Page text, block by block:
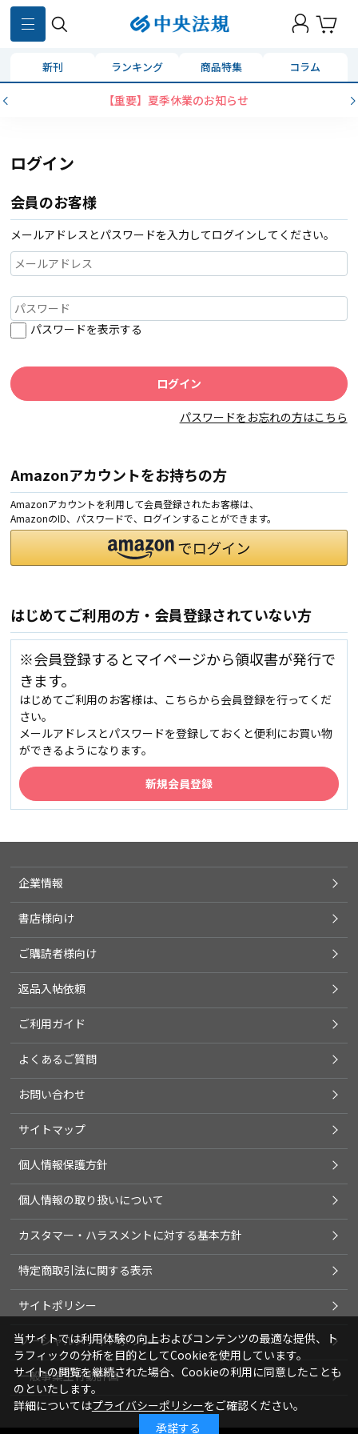
新刊 ランキング 商品特集 コラム
【重要】夏季休業のお知らせ
ログイン
会員のお客様
メールアドレスとパスワードを入力してログインしてください。
パスワードを表示する
パスワードをお忘れの方はこちら
Amazonアカウントをお持ちの方
Amazonアカウントを利用して会員登録されたお客様は、
AmazonのID、パスワードで、ログインすることができます。
はじめてご利用の方・会員登録されていない方
※会員登録するとマイページから領収書が発行で
きます。
はじめてご利用のお客様は、こちらから会員登録を行ってくだ
さい。
メールアドレスとパスワードを登録しておくと便利にお買い物
ができるようになります。
企業情報
書店様向け
ご購読者様向け
返品入帖依頼
ご利用ガイド
よくあるご質問
お問い合わせ
サイトマップ
個人情報保護方針
個人情報の取り扱いについて
カスタマー・ハラスメントに対する基本方針
特定商取引法に関する表示
サイトポリシー
ソーシャルメディアポリシー
一般事業主行動計画
当サイトでは利用体験の向上およびコンテンツの最適な提供、ト
ラフィックの分析を目的としてCookieを使用しています。
サイトの閲覧を継続された場合、Cookieの利用に同意したことも
のといたします。
詳細についてはプライバシーポリシーをご確認ください。
承諾する